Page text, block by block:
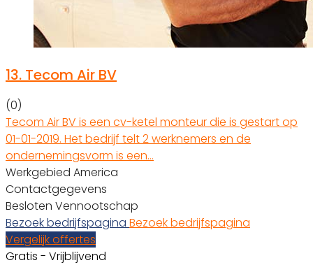
13. Tecom Air BV
(0)
Tecom Air BV is een cv-ketel monteur die is gestart op
01-01-2019. Het bedrijf telt 2 werknemers en de
ondernemingsvorm is een…
Werkgebied America
Contactgegevens
Besloten Vennootschap
Bezoek bedrijfspagina Bezoek bedrijfspagina
Vergelijk offertes
Gratis - Vrijblijvend